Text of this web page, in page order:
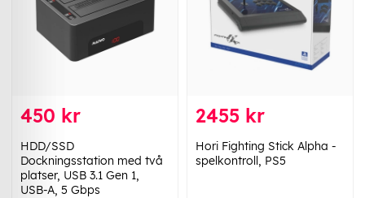
450 kr
HDD/SSD
Dockningsstation med två
platser, USB 3.1 Gen 1,
USB-A, 5 Gbps
2455 kr
Hori Fighting Stick Alpha -
spelkontroll, PS5